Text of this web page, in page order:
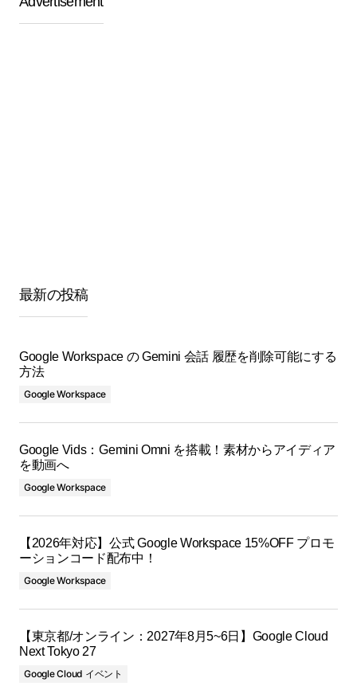
最新の投稿
Google Workspace の Gemini 会話 履歴を削除可能にする
方法
Google Workspace
Google Vids：Gemini Omni を搭載！素材からアイディア
を動画へ
Google Workspace
【2026年対応】公式 Google Workspace 15%OFF プロモ
ーションコード配布中！
Google Workspace
【東京都/オンライン：2027年8月5~6日】Google Cloud
Next Tokyo 27
Google Cloud イベント